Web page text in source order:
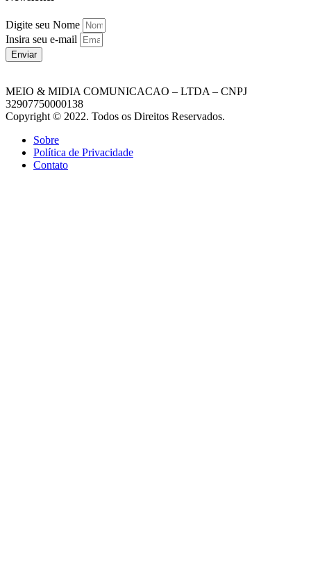
Digite seu Nome
Insira seu e-mail
Enviar
MEIO & MIDIA COMUNICACAO – LTDA – CNPJ
32907750000138
Copyright © 2022. Todos os Direitos Reservados.
Sobre
Política de Privacidade
Contato